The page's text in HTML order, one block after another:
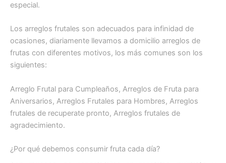
especial.
Los arreglos frutales son adecuados para infinidad de
ocasiones, diariamente llevamos a domicilio arreglos de
frutas con diferentes motivos, los más comunes son los
siguientes:
Arreglo Frutal para Cumpleaños, Arreglos de Fruta para
Aniversarios, Arreglos Frutales para Hombres, Arreglos
frutales de recuperate pronto, Arreglos frutales de
agradecimiento.
¿Por qué debemos consumir fruta cada día?